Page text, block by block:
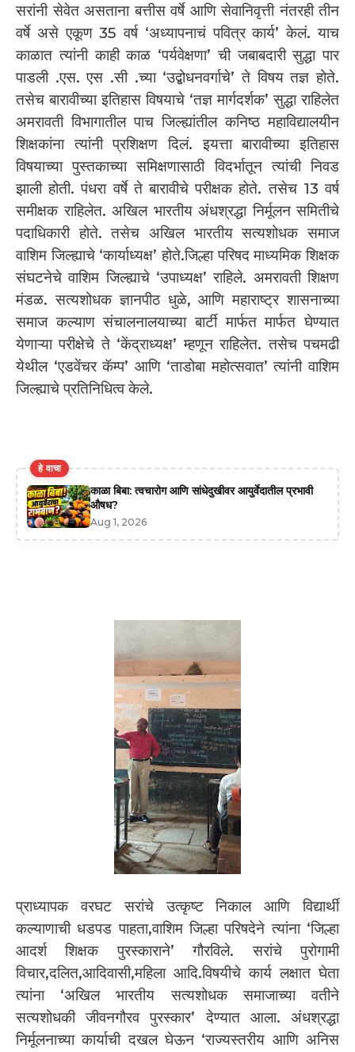
सरांनी सेवेत असताना बत्तीस वर्षे आणि सेवानिवृत्ती नंतरही तीन
वर्षे असे एकूण 35 वर्ष ‘अध्यापनाचं पवित्र कार्य’ केलं. याच
काळात त्यांनी काही काळ ‘पर्यवेक्षणा’ ची जबाबदारी सुद्धा पार
पाडली .एस. एस .सी .च्या ‘उद्बोधनवर्गाचे’ ते विषय तज्ञ होते.
तसेच बारावीच्या इतिहास विषयाचे ‘तज्ञ मार्गदर्शक’ सुद्धा राहिलेत
अमरावती विभागातील पाच जिल्ह्यांतील कनिष्ठ महाविद्यालयीन
शिक्षकांना त्यांनी प्रशिक्षण दिलं. इयत्ता बारावीच्या इतिहास
विषयाच्या पुस्तकाच्या समिक्षणासाठी विदर्भातून त्यांची निवड
झाली होती. पंधरा वर्षे ते बारावीचे परीक्षक होते. तसेच 13 वर्ष
समीक्षक राहिलेत. अखिल भारतीय अंधश्रद्धा निर्मूलन समितीचे
पदाधिकारी होते. तसेच अखिल भारतीय सत्यशोधक समाज
वाशिम जिल्ह्याचे ‘कार्याध्यक्ष’ होते.जिल्हा परिषद माध्यमिक शिक्षक
संघटनेचे वाशिम जिल्ह्याचे ‘उपाध्यक्ष’ राहिले. अमरावती शिक्षण
मंडळ. सत्यशोधक ज्ञानपीठ धुळे, आणि महाराष्ट्र शासनाच्या
समाज कल्याण संचालनालयाच्या बार्टी मार्फत मार्फत घेण्यात
येणाऱ्या परीक्षेचे ते ‘केंद्राध्यक्ष’ म्हणून राहिलेत. तसेच पचमढी
येथील ‘एडवेंचर कॅम्प’ आणि ‘ताडोबा महोत्सवात’ त्यांनी वाशिम
जिल्ह्याचे प्रतिनिधित्व केले.
हे वाचा
काळा बिबा: त्वचारोग आणि सांधेदुखीवर आयुर्वेदातील प्रभावी
औषध?
Aug 1, 2026
प्राध्यापक वरघट सरांचे उत्कृष्ट निकाल आणि विद्यार्थी
कल्याणाची धडपड पाहता,वाशिम जिल्हा परिषदेने त्यांना ‘जिल्हा
आदर्श शिक्षक पुरस्काराने’ गौरविले. सरांचे पुरोगामी
विचार,दलित,आदिवासी,महिला आदि.विषयीचे कार्य लक्षात घेता
त्यांना ‘अखिल भारतीय सत्यशोधक समाजाच्या वतीने
सत्यशोधकी जीवनगौरव पुरस्कार’ देण्यात आला. अंधश्रद्धा
निर्मूलनाच्या कार्याची दखल घेऊन ‘राज्यस्तरीय आणि अनिस